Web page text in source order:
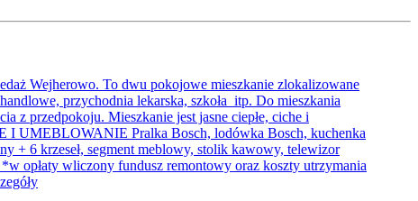
Wejherowo. To dwu pokojowe mieszkanie zlokalizowane
przychodnia lekarska, szkoła itp. Do mieszkania
z przedpokoju. Mieszkanie jest jasne ciepłe, ciche i
I UMEBLOWANIE Pralka Bosch, lodówka Bosch, kuchenka
+ 6 krzeseł, segment meblowy, stolik kawowy, telewizor
opłaty wliczony fundusz remontowy oraz koszty utrzymania